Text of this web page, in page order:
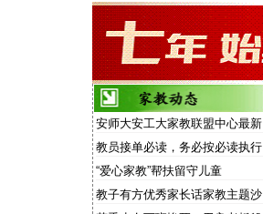
安师大安工大家教联盟中心最新
家教信息
教员接单必读，务必按必读执行
“爱心家教”帮扶留守儿童
教子有方优秀家长话家教主题沙